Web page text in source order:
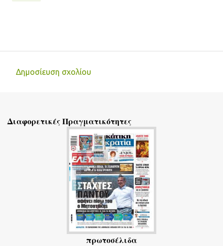
λ
Δημοσίευση σχολίου
Διαφορετικές Πραγματικότητες
πρωτοσέλιδα